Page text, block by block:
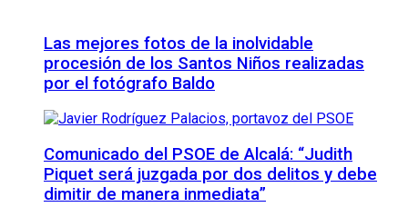
Las mejores fotos de la inolvidable
procesión de los Santos Niños realizadas
por el fotógrafo Baldo
Comunicado del PSOE de Alcalá: “Judith
Piquet será juzgada por dos delitos y debe
dimitir de manera inmediata”